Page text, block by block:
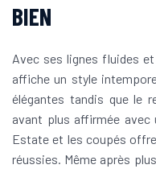
BIEN
Avec ses lignes fluides et
affiche un style
élégantes tandis que le
avant plus affirmée avec
Estate et les coupés
réussies. Même après